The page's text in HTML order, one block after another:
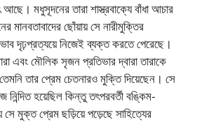
মধুসূদনের তারা শাস্ত্রবাক্যে বাঁধা আচার
মানবতাবাদের ছোঁয়ায় সে নারীমুক্তির
দৃঢ়প্রত্যয়ে নিজেই ব্যক্ত করতে পেরেছে।
এবং মৌলিক সৃজন প্রতিভার দ্বারা তারাকে
তার প্রেম চেতনারও মুক্তি দিয়েছেন। সে
নিন্দিত হয়েছিল কিন্তু তৎপরবর্তী বঙ্কিম-
সে মুক্ত প্রেম ছড়িয়ে পড়েছে সাহিত্যের